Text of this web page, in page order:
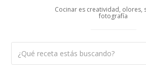
Cocinar es creatividad, olores,
fotografía